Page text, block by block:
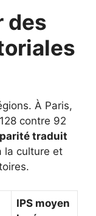
des
À Paris,
contre 92
traduit
la culture et
IPS moyen